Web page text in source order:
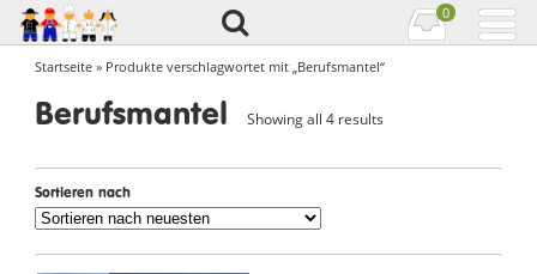
0
Startseite » Produkte verschlagwortet mit „Berufsmantel“
Berufsmantel Showing all 4 results
Sortieren nach